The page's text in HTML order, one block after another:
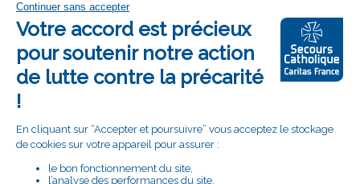
L'ADOUR SUR :